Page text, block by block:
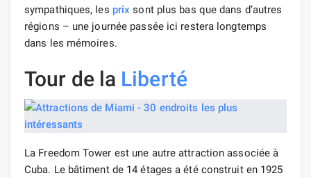
sympathiques, les prix sont plus bas que dans d’autres
régions – une journée passée ici restera longtemps
dans les mémoires.
Tour de la Liberté
La Freedom Tower est une autre attraction associée à
Cuba. Le bâtiment de 14 étages a été construit en 1925